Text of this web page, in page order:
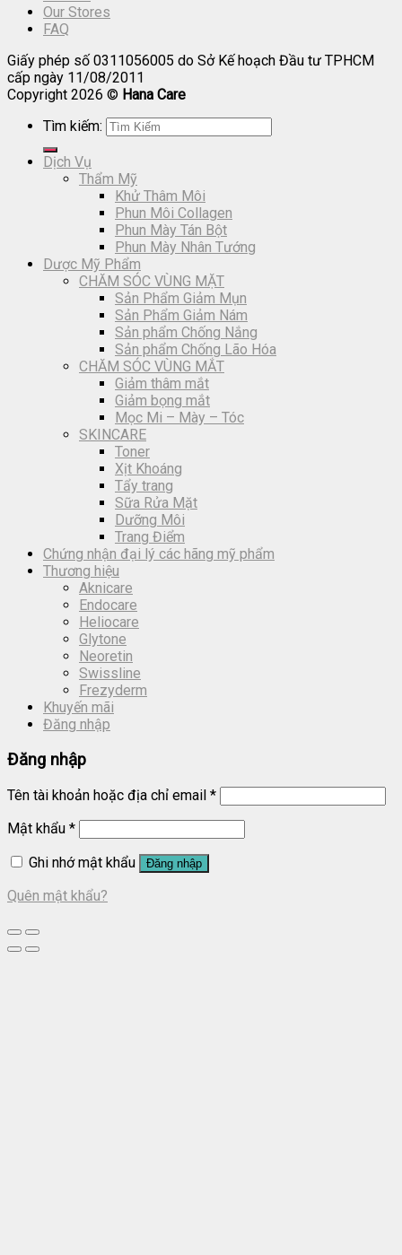
Our Stores
FAQ
Giấy phép số 0311056005 do Sở Kế hoạch Đầu tư TPHCM
cấp ngày 11/08/2011
Copyright 2026 © Hana Care
Tìm kiếm:
Dịch Vụ
Thẩm Mỹ
Khử Thâm Môi
Phun Môi Collagen
Phun Mày Tán Bột
Phun Mày Nhân Tướng
Dược Mỹ Phẩm
CHĂM SÓC VÙNG MẶT
Sản Phẩm Giảm Mụn
Sản Phẩm Giảm Nám
Sản phẩm Chống Nắng
Sản phẩm Chống Lão Hóa
CHĂM SÓC VÙNG MẮT
Giảm thâm mắt
Giảm bọng mắt
Mọc Mi – Mày – Tóc
SKINCARE
Toner
Xịt Khoáng
Tẩy trang
Sữa Rửa Mặt
Dưỡng Môi
Trang Điểm
Chứng nhận đại lý các hãng mỹ phẩm
Thương hiệu
Aknicare
Endocare
Heliocare
Glytone
Neoretin
Swissline
Frezyderm
Khuyến mãi
Đăng nhập
Đăng nhập
Tên tài khoản hoặc địa chỉ email *
Mật khẩu *
Ghi nhớ mật khẩu
Đăng nhập
Quên mật khẩu?